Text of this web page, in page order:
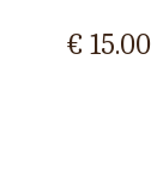
€ 15.00